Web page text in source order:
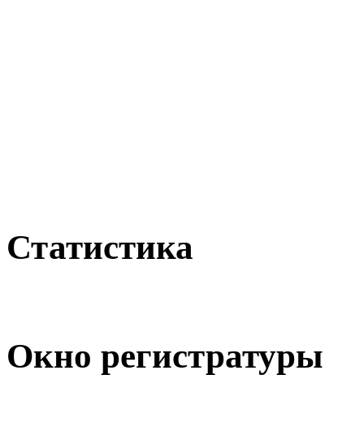
Статистика
Окно регистратуры